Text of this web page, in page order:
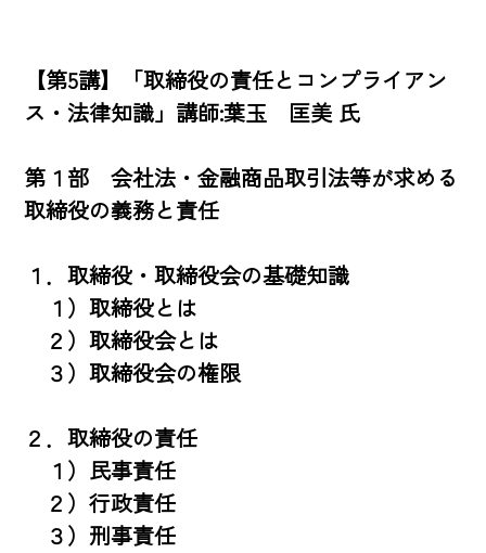
【第5講】「取締役の責任とコンプライアン
ス・法律知識」講師:葉玉　匡美 氏
第１部　会社法・金融商品取引法等が求める
取締役の義務と責任
１．取締役・取締役会の基礎知識
１）取締役とは
２）取締役会とは
３）取締役会の権限
２．取締役の責任
１）民事責任
２）行政責任
３）刑事責任